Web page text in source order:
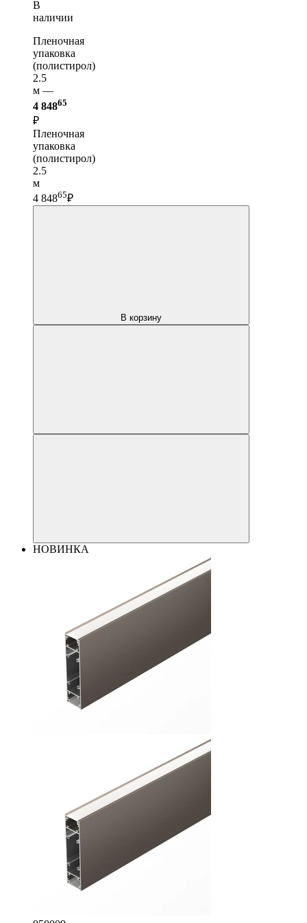
В
наличии
Пленочная
упаковка
(полистирол)
2.5
м —
4 84865
₽
Пленочная
упаковка
(полистирол)
2.5
м
4 84865₽
В корзину
НОВИНКА